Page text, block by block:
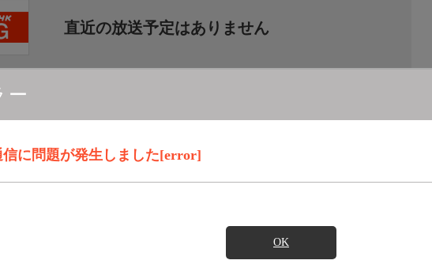
ー
信に問題が発生しました[error]
OK
直近の放送予定はありません